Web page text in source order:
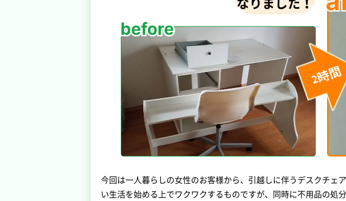
2
時間
今回は一人暮らしの女性のお客様から、引越しに伴うデスクチ
い生活を始める上でワクワクするものですが、同時に不用品の